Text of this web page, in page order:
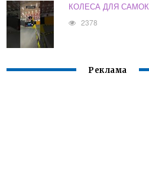
КОЛЕСА ДЛЯ
2378
Реклама